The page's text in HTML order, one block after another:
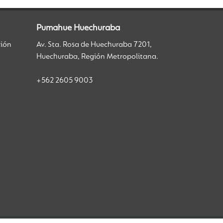
Pumahue Huechuraba
Av. Sta. Rosa de Huechuraba 7201,
Huechuraba, Región Metropolitana.
+562 2605 9003